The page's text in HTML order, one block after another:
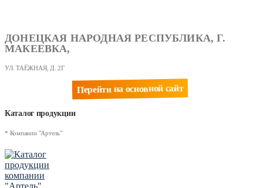
ДОНЕЦКАЯ НАРОДНАЯ РЕСПУБЛИКА, Г.
МАКЕЕВКА,
УЛ. ТАЁЖНАЯ, Д. 2Г
Перейти на основной сайт
Каталог продукции
* Компании "Артель"